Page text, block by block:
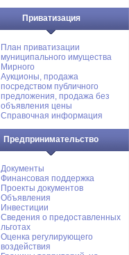
Приватизация
План приватизации
муниципального имущества
Мирного
Аукционы, продажа
посредством публичного
предложения, продажа без
объявления цены
Справочная информация
Предпринимательство
Документы
Финансовая поддержка
Проекты документов
Объявления
Инвестиции
Сведения о предоставленных
льготах
Оценка регулирующего
воздействия